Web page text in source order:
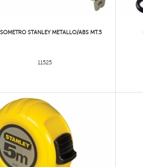
STANLEY METALLO/ABS MT.5
11525